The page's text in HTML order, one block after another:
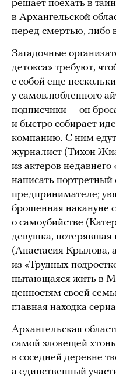
решает поехать в
в Архангельской
перед смертью, либо
Загадочные
детокса» требуют,
с собой еще
у самовлюбленного
подписчики — он
и быстро собирает
компанию. С ним
журналист (Тихон
из актеров
написать
предпринимателе;
брошенная накануне
о самоубийстве
девушка, потерявшая
(Анастасия Крылова,
из «Трудных
пытающаяся жить в
ценностям своей
главная находка
Архангельская
самой зловещей
в соседней деревне
а единственный